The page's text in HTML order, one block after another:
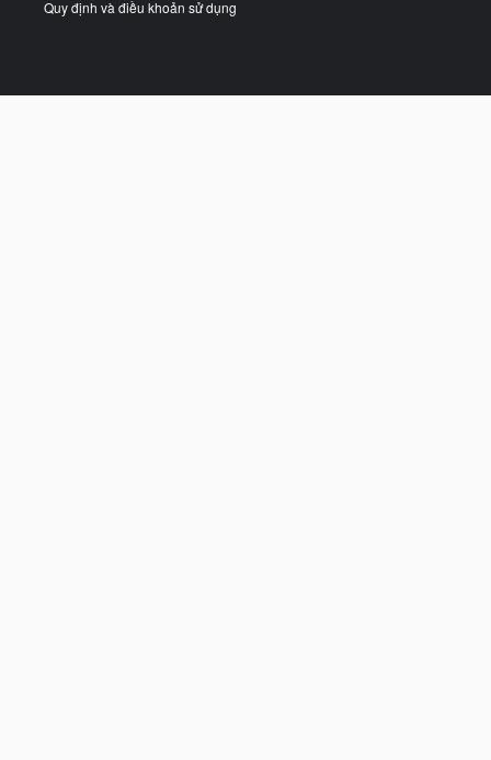
Quy định và điều khoản sử dụng